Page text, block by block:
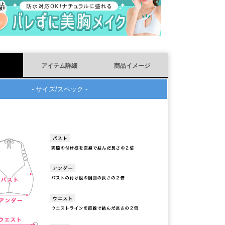
)
アイテム詳細 商品イメージ
- サイズ/スペック -